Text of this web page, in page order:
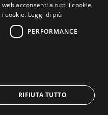
Milano
Cookie policy
acconsenti a tutti i cookie
cookie. Leggi di più
PERFORMANCE
RIFIUTA TUTTO